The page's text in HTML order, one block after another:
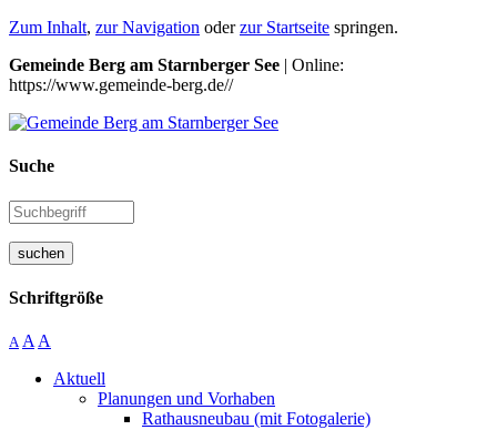
Zum Inhalt, zur Navigation oderzur Startseite springen.
Gemeinde Berg am Starnberger See | Online:
https://www.gemeinde-berg.de//
Suche
suchen
Schriftgröße
A A A
Aktuell
Planungen und Vorhaben
Rathausneubau (mit Fotogalerie)